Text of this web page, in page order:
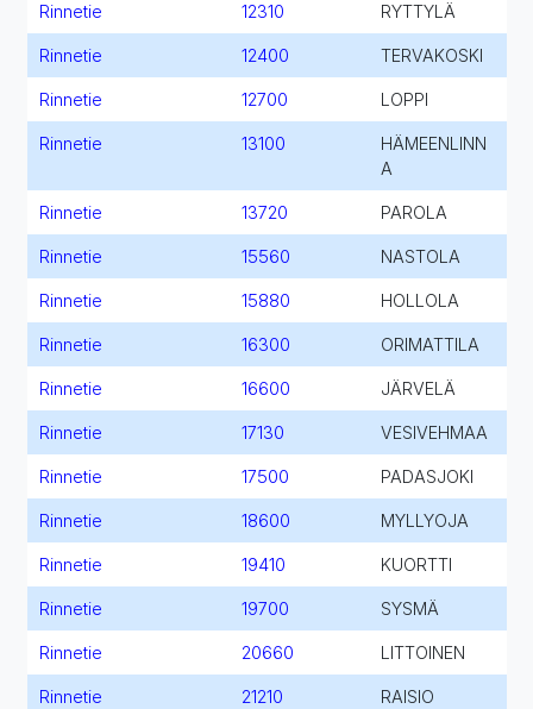
Rinnetie 12310 RYTTYLÄ
Rinnetie 12400 TERVAKOSKI
Rinnetie 12700 LOPPI
Rinnetie 13100
HÄMEENLINN
A
Rinnetie 13720 PAROLA
Rinnetie 15560 NASTOLA
Rinnetie 15880 HOLLOLA
Rinnetie 16300 ORIMATTILA
Rinnetie 16600 JÄRVELÄ
Rinnetie 17130 VESIVEHMAA
Rinnetie 17500 PADASJOKI
Rinnetie 18600 MYLLYOJA
Rinnetie 19410 KUORTTI
Rinnetie 19700 SYSMÄ
Rinnetie 20660 LITTOINEN
Rinnetie 21210 RAISIO